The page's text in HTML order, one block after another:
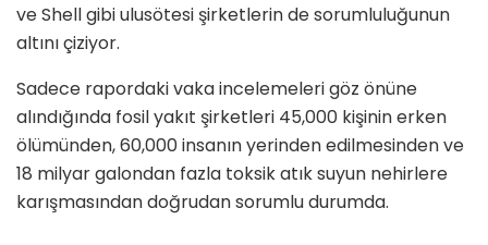
ve Shell gibi ulusötesi şirketlerin de sorumluluğunun
altını çiziyor.
Sadece rapordaki vaka incelemeleri göz önüne
alındığında fosil yakıt şirketleri 45,000 kişinin erken
ölümünden, 60,000 insanın yerinden edilmesinden ve
18 milyar galondan fazla toksik atık suyun nehirlere
karışmasından doğrudan sorumlu durumda.